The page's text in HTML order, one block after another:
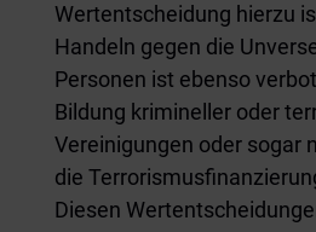
Wertentscheidung hierzu
Handeln gegen die
Personen ist ebenso
Bildung krimineller oder
Vereinigungen oder sogar
die
Diesen